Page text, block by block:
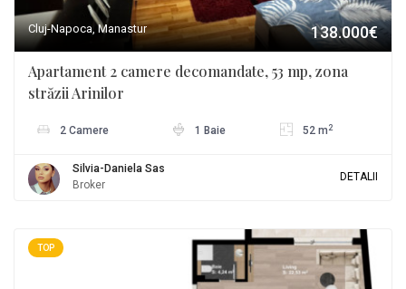
Cluj-Napoca, Manastur 138.000€
Apartament 2 camere decomandate, 53 mp, zona
străzii Arinilor
2 Camere 1 Baie 52 m 2
Silvia-Daniela Sas
Broker
DETALII
TOP